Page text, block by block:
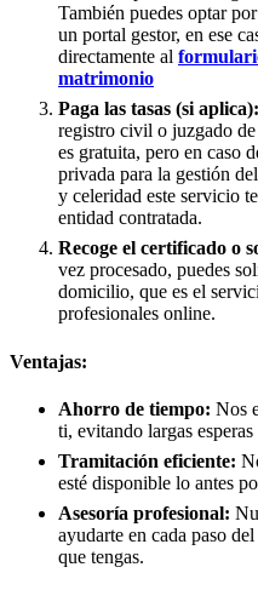
También puedes optar
un portal gestor, en ese
directamente al
matrimonio
Paga las tasas (si aplica):
registro civil o juzgado
es gratuita, pero en caso
privada para la gestión
y celeridad este servicio
entidad contratada.
Recoge el certificado o
vez procesado, puedes
domicilio, que es el
profesionales online.
Ventajas:
Ahorro de tiempo: Nos
ti, evitando largas
Tramitación eficiente:
esté disponible lo antes
Asesoría profesional:
ayudarte en cada paso
que tengas.